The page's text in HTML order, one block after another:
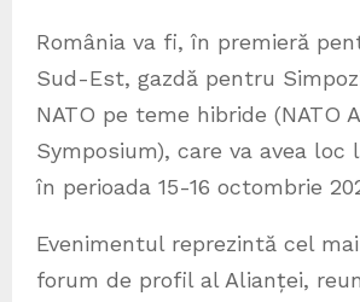
România va fi, în premieră
Sud-Est, gazdă pentru
NATO pe teme hibride (NATO
Symposium), care va avea loc
în perioada 15-16 octombrie
Evenimentul reprezintă cel
forum de profil al Alianței,